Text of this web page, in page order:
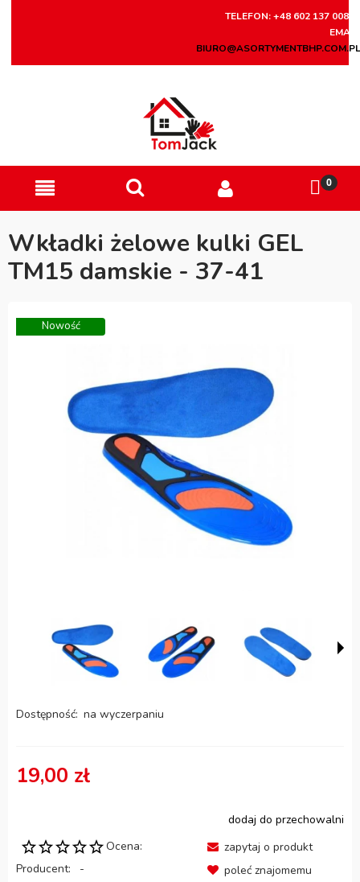
TELEFON: +48 602 137 008
EMAIL:
BIURO@ASORTYMENTBHP.COM.PL
Wkładki żelowe kulki GEL
TM15 damskie - 37-41
Nowość
Dostępność: na wyczerpaniu
19,00 zł
dodaj do przechowalni
Ocena:
Producent:
-
zapytaj o produkt
poleć znajomemu